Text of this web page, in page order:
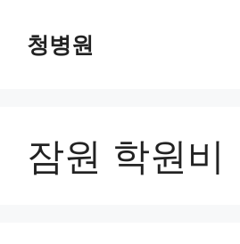
청병원
잠원 학원비